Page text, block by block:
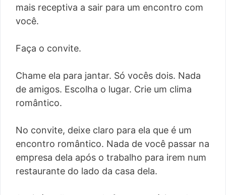
mais receptiva a sair para um encontro com
você.
Faça o convite.
Chame ela para jantar. Só vocês dois. Nada
de amigos. Escolha o lugar. Crie um clima
romântico.
No convite, deixe claro para ela que é um
encontro romântico. Nada de você passar na
empresa dela após o trabalho para irem num
restaurante do lado da casa dela.